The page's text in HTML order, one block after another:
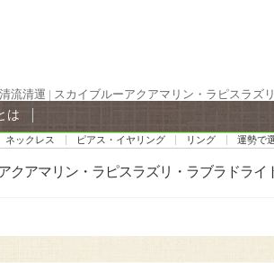
流清運 | スカイブルーアクアマリン・ラピスラズ
は
ネックレス ピアス・イヤリング リング 運勢で
クアマリン・ラピスラズリ・ラブラドライ